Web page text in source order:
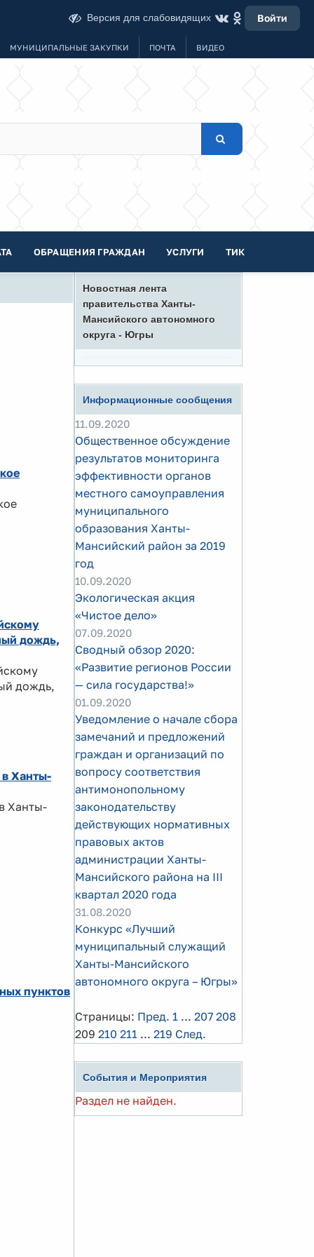
Версия для слабовидящих Войти
МУНИЦИПАЛЬНЫЕ ЗАКУПКИ ПОЧТА ВИДЕО
ОБРАЩЕНИЯ ГРАЖДАН УСЛУГИ ТИК
дождь,
дождь,
Ханты-
Ханты-
пунктов
Новостная лента
правительства Ханты-
Мансийского автономного
округа - Югры
Информационные сообщения
11.09.2020
Общественное обсуждение
результатов мониторинга
эффективности органов
местного самоуправления
муниципального
образования Ханты-
Мансийский район за 2019
год
10.09.2020
Экологическая акция
«Чистое дело»
07.09.2020
Сводный обзор 2020:
«Развитие регионов России
— сила государства!»
01.09.2020
Уведомление о начале сбора
замечаний и предложений
граждан и организаций по
вопросу соответствия
антимонопольному
законодательству
действующих нормативных
правовых актов
администрации Ханты-
Мансийского района на III
квартал 2020 года
31.08.2020
Конкурс «Лучший
муниципальный служащий
Ханты-Мансийского
автономного округа – Югры»
Страницы: Пред. 1 ... 207 208
209 210 211 ... 219 След.
События и Мероприятия
Раздел не найден.